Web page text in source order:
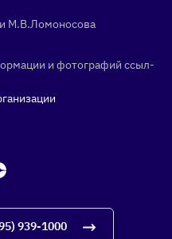
М.В.Ло­моно­сова
и фо­тог­ра­фий ссыл­
939-1000